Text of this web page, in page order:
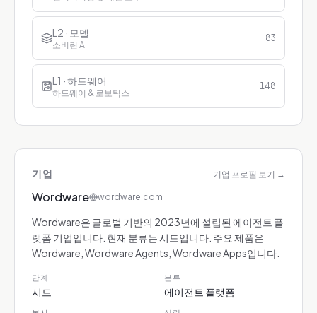
L2 · 모델
소버린 AI
83
L1 · 하드웨어
하드웨어 & 로보틱스
148
기업 기업 프로필 보기 →
Wordware wordware.com
Wordware은 글로벌 기반의 2023년에 설립된 에이전트 플
랫폼 기업입니다. 현재 분류는 시드입니다. 주요 제품은
Wordware, Wordware Agents, Wordware Apps입니다.
단계
시드
분류
에이전트 플랫폼